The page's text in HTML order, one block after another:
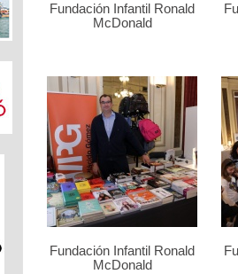
Fundación Infantil Ronald
McDonald
Fundación Infantil Ronald
McDonald